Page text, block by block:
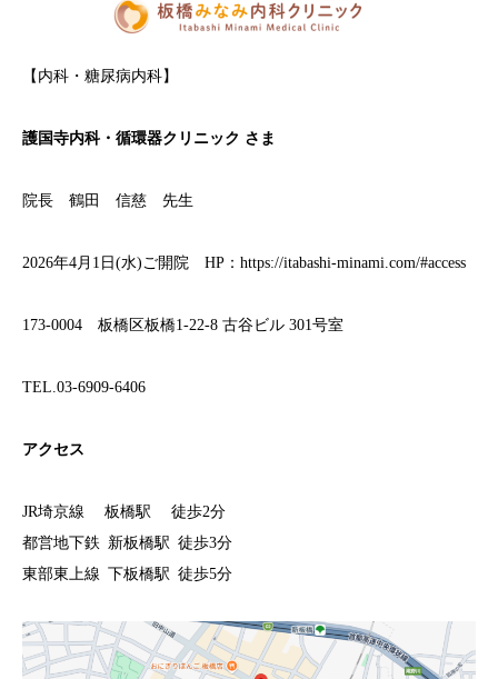
【内科・糖尿病内科】
護国寺内科・循環器クリニック さま
院長 鶴田 信慈 先生
2026年4月1日(水)ご開院 HP： https://itabashi-minami.com/#access
173-0004 板橋区板橋1-22-8 古谷ビル 301号室
TEL.03-6909-6406
アクセス
JR埼京線 板橋駅 徒歩2分
都営地下鉄 新板橋駅 徒歩3分
東部東上線 下板橋駅 徒歩5分